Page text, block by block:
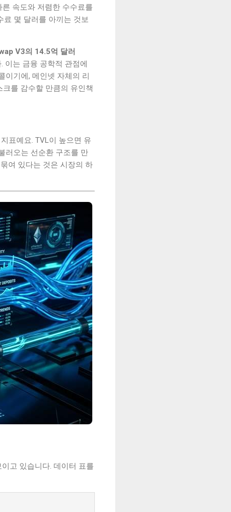
속도와 저렴한 수수료를
료 몇 달러를 아끼는 것보
V3의 14.5억 달러
이는 금융 공학적 관점에
이기에, 메인넷 자체의 리
를 감수할 만큼의 유인책
표예요. TVL이 높으면 유
러오는 선순환 구조를 만
여 있다는 것은 시장의 하
고 있습니다. 데이터 표를